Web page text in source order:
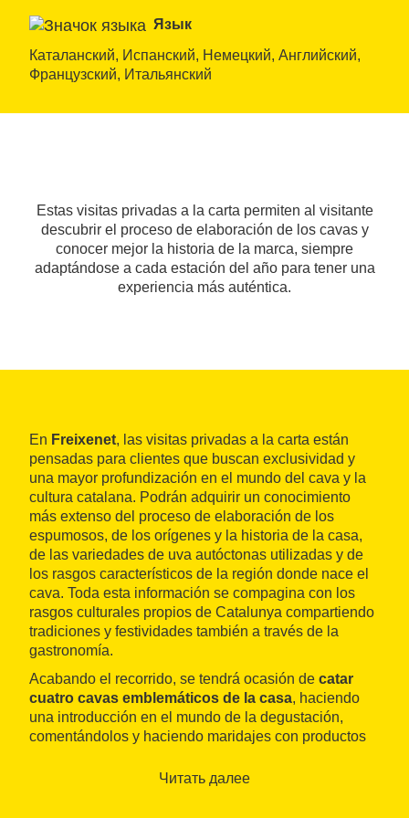
Язык
Каталанский, Испанский, Немецкий, Английский,
Французский, Итальянский
Estas visitas privadas a la carta permiten al visitante
descubrir el proceso de elaboración de los cavas y
conocer mejor la historia de la marca, siempre
adaptándose a cada estación del año para tener una
experiencia más auténtica.
En Freixenet, las visitas privadas a la carta están
pensadas para clientes que buscan exclusividad y
una mayor profundización en el mundo del cava y la
cultura catalana. Podrán adquirir un conocimiento
más extenso del proceso de elaboración de los
espumosos, de los orígenes y la historia de la casa,
de las variedades de uva autóctonas utilizadas y de
los rasgos característicos de la región donde nace el
cava. Toda esta información se compagina con los
rasgos culturales propios de Catalunya compartiendo
tradiciones y festividades también a través de la
gastronomía.
Acabando el recorrido, se tendrá ocasión de catar
cuatro cavas emblemáticos de la casa, haciendo
una introducción en el mundo de la degustación,
comentándolos y haciendo maridajes con productos
año. Para cada estación hay una propuesta de visita y
Читать далее